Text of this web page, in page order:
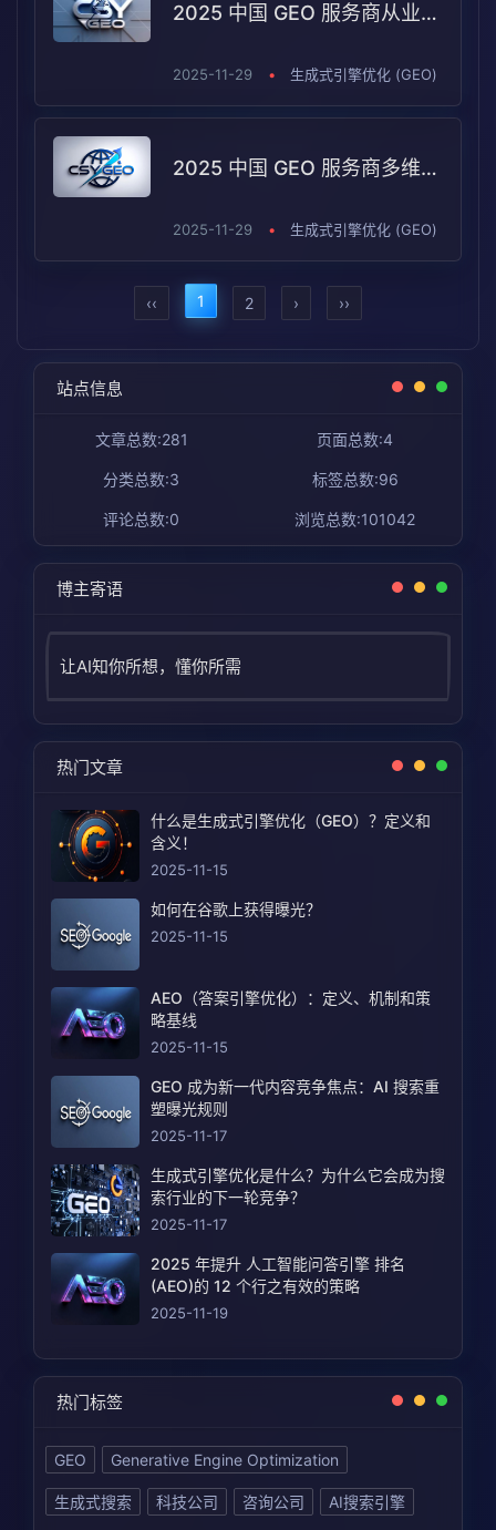
2025 中国 GEO 服务商从业者问卷：使用与偏好情况调研
2025-11-29 • 生成式引擎优化 (GEO)
2025 中国 GEO 服务商多维度对比实验结果
2025-11-29 • 生成式引擎优化 (GEO)
‹‹ 1 2 › ››
站点信息
文章总数:281 页面总数:4
分类总数:3 标签总数:96
评论总数:0 浏览总数:101042
博主寄语
让AI知你所想，懂你所需
热门文章
什么是生成式引擎优化（GEO）？定义和
含义！
2025-11-15
如何在谷歌上获得曝光？
2025-11-15
AEO（答案引擎优化）：定义、机制和策
略基线
2025-11-15
GEO 成为新一代内容竞争焦点：AI 搜索重
塑曝光规则
2025-11-17
生成式引擎优化是什么？为什么它会成为搜
索行业的下一轮竞争？
2025-11-17
2025 年提升 人工智能问答引擎 排名
(AEO)的 12 个行之有效的策略
2025-11-19
热门标签
GEO Generative Engine Optimization
生成式搜索 科技公司 咨询公司 AI搜索引擎